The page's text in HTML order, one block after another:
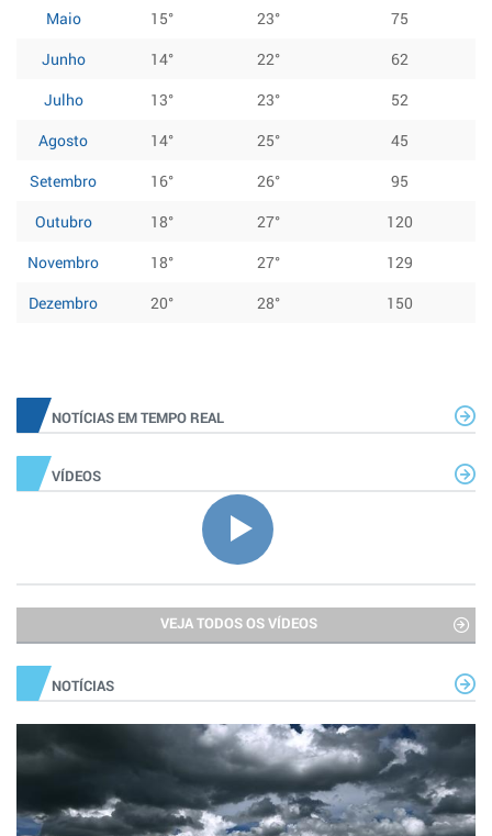
Maio
15° 23°
75
Junho
14° 22°
62
Julho
13° 23°
52
Agosto
14° 25°
45
Setembro
16° 26°
95
Outubro
18° 27°
120
Novembro
18° 27°
129
Dezembro
20° 28° 150
NOTÍCIAS EM TEMPO REAL
VÍDEOS
VEJA TODOS OS VÍDEOS
NOTÍCIAS